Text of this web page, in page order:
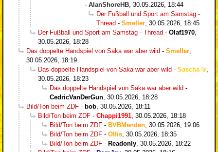
- AlanShoreHB 30.05.2026, 18:44
Der Fußball und Sport am Samstag -
Thread - Smeller 30.05.2026, 18:45
Der Fußball und Sport am Samstag - Thread - Olaf1970
30.05.2026, 18:28
Das doppelte Handspiel von Saka war aber wild - Smeller
30.05.2026, 18:19
Das doppelte Handspiel von Saka war aber wild - Sascha
30.05.2026, 18:23
Das doppelte Handspiel von Saka war aber wild -
CedricVanDerGun 30.05.2026, 18:28
Bild/Ton beim ZDF - bob 30.05.2026, 18:11
Bild/Ton beim ZDF - Chappi1991 30.05.2026, 18:18
Bild/Ton beim ZDF - BVBMenden 30.05.2026, 19:06
Bild/Ton beim ZDF - Ollis 30.05.2026, 18:35
Bild/Ton beim ZDF - Readonly 30.05.2026, 18:22